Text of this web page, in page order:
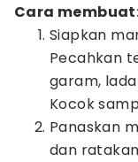
Cara
Siapkan
Pecahkan
garam,
Kocok
Panaskan
dan